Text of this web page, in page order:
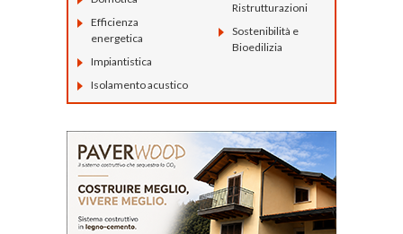
Efficienza
energetica
Impiantistica
Isolamento acustico
Ristrutturazioni
Sostenibilità e
Bioedilizia